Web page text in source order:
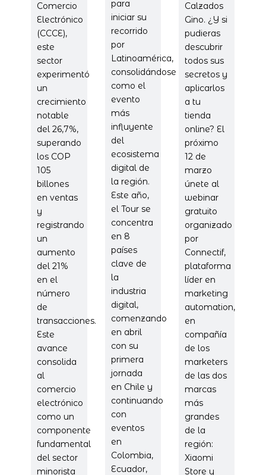
Comercio
Electrónico
(CCCE),
este
sector
experimentó
un
crecimiento
notable
del 26,7%,
superando
los COP
105
billones
en ventas
y
registrando
un
aumento
del 21%
en el
número
de
transacciones.
Este
avance
consolida
al
comercio
electrónico
como un
componente
fundamental
del sector
minorista
para
iniciar su
recorrido
por
Latinoamérica,
consolidándose
como el
evento
más
influyente
del
ecosistema
digital de
la región.
Este año,
el Tour se
concentra
en 8
países
clave de
la
industria
digital,
comenzando
en abril
con su
primera
jornada
en Chile y
continuando
con
eventos
en
Colombia,
Ecuador,
Calzados
Gino. ¿Y si
pudieras
descubrir
todos sus
secretos y
aplicarlos
a tu
tienda
online? El
próximo
12 de
marzo
únete al
webinar
gratuito
organizado
por
Connectif,
plataforma
líder en
marketing
automation,
en
compañía
de los
marketers
de las dos
marcas
más
grandes
de la
región:
Xiaomi
Store y